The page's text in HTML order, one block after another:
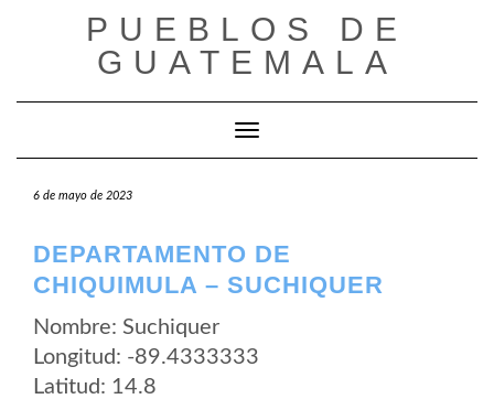
PUEBLOS DE
GUATEMALA
Cambiar modo de navegación
6 de mayo de 2023
DEPARTAMENTO DE
CHIQUIMULA – SUCHIQUER
Nombre: Suchiquer
Longitud: -89.4333333
Latitud: 14.8